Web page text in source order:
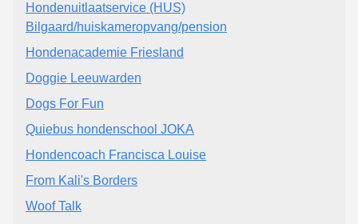
Hondenuitlaatservice (HUS)
Bilgaard/huiskameropvang/pension
Hondenacademie Friesland
Doggie Leeuwarden
Dogs For Fun
Quiebus hondenschool JOKA
Hondencoach Francisca Louise
From Kali's Borders
Woof Talk